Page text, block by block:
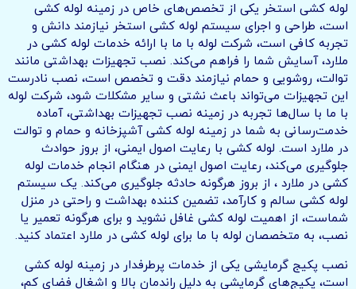
لوله کشی استخر یکی از تخصص‌های خاص در زمینه لوله کشی
است، طراحی و اجرای سیستم لوله کشی استخر نیازمند دانش و
تجربه کافی است، شرکت لوله با ما با ارائه خدمات لوله کشی در
ملارد، آسایش شما را فراهم می‌کند. نصب تجهیزات بهداشتی مانند
توالت، روشویی و حمام نیازمند دقت و تخصص است، نصب نادرست
این تجهیزات می‌تواند باعث نشتی و سایر مشکلات شود، شرکت لوله
با ما با سال‌ها تجربه در زمینه نصب تجهیزات بهداشتی، آماده
خدمت‌رسانی به شما در زمینه لوله کشی آشپزخانه و حمام و توالت
در ملارد است. لوله کشی با رعایت اصول ایمنی، از بروز حوادث
جلوگیری می‌کند، رعایت اصول ایمنی در هنگام انجام خدمات لوله
کشی در ملارد ، از بروز هرگونه حادثه جلوگیری می‌کند. یک سیستم
لوله کشی سالم و کارآمد، تضمین کننده بهداشت و راحتی در منزل
شماست، از اهمیت لوله کشی غافل نشوید و برای هرگونه تعمیر یا
نصب، به متخصصان لوله با ما برای لوله کشی در ملارد اعتماد کنید.
نصب پکیج گرمایشی یکی از خدمات پرطرفدار در زمینه لوله کشی
است، پکیج‌های گرمایشی به دلیل راندمان بالا و اشغال فضای کم،